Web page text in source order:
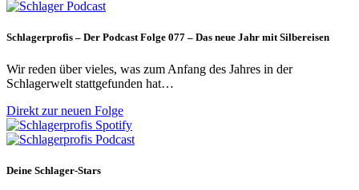
Schlagerprofis – Der Podcast Folge 077 – Das neue Jahr mit Silbereisen
Wir reden über vieles, was zum Anfang des Jahres in der
Schlagerwelt stattgefunden hat…
Direkt zur neuen Folge
Deine Schlager-Stars